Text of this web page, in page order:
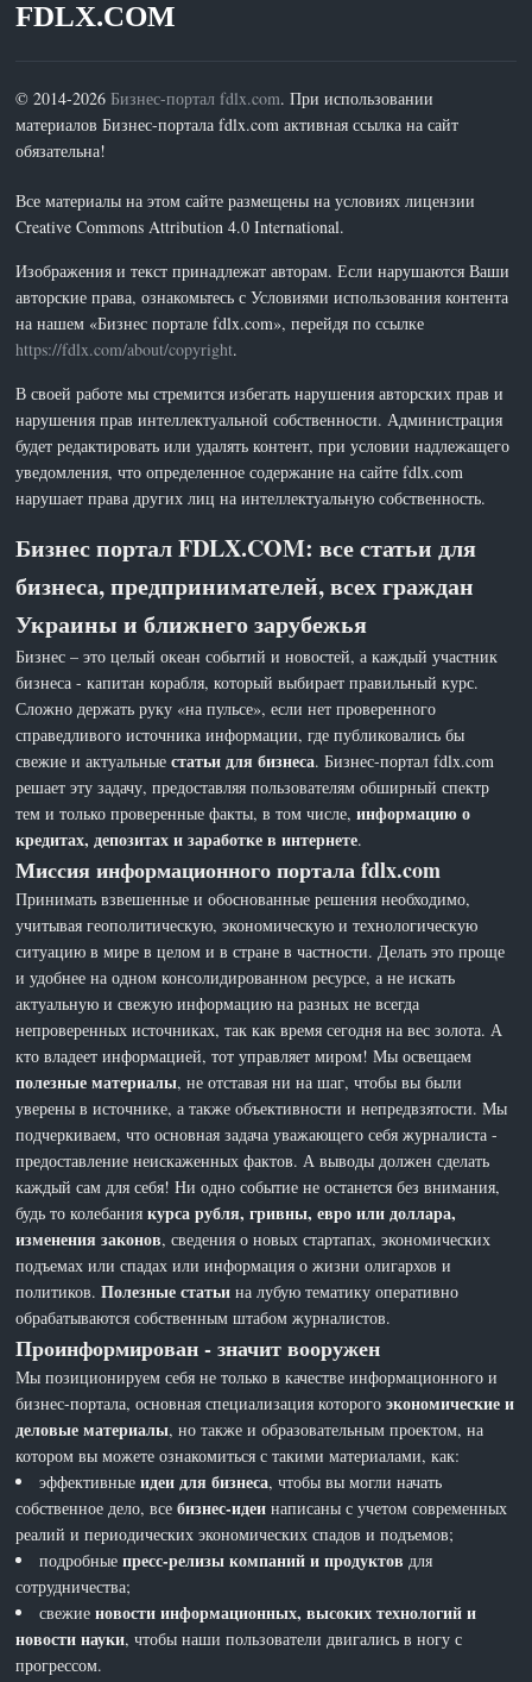
FDLX.COM
© 2014-2026Бизнес-портал fdlx.com. При использовании
материалов Бизнес-портала fdlx.com активная ссылка на сайт
обязательна!
Все материалы на этом сайте размещены на условиях лицензии
Creative Commons Attribution 4.0 International.
Изображения и текст принадлежат авторам. Если нарушаются Ваши
авторские права, ознакомьтесь с Условиями использования контента
на нашем «Бизнес портале fdlx.com», перейдя по ссылке
https://fdlx.com/about/copyright.
В своей работе мы стремится избегать нарушения авторских прав и
нарушения прав интеллектуальной собственности. Администрация
будет редактировать или удалять контент, при условии надлежащего
уведомления, что определенное содержание на сайте fdlx.com
нарушает права других лиц на интеллектуальную собственность.
Бизнес портал FDLX.COM: все статьи для
бизнеса, предпринимателей, всех граждан
Украины и ближнего зарубежья
Бизнес – это целый океан событий и новостей, а каждый участник
бизнеса - капитан корабля, который выбирает правильный курс.
Сложно держать руку «на пульсе», если нет проверенного
справедливого источника информации, где публиковались бы
свежие и актуальныестатьи для бизнеса. Бизнес-портал fdlx.com
решает эту задачу, предоставляя пользователям обширный спектр
тем и только проверенные факты, в том числе,информацию о
кредитах, депозитах и заработке в интернете.
Миссия информационного портала fdlx.com
Принимать взвешенные и обоснованные решения необходимо,
учитывая геополитическую, экономическую и технологическую
ситуацию в мире в целом и в стране в частности. Делать это проще
и удобнее на одном консолидированном ресурсе, а не искать
актуальную и свежую информацию на разных не всегда
непроверенных источниках, так как время сегодня на вес золота. А
кто владеет информацией, тот управляет миром! Мы освещаем
полезные материалы, не отставая ни на шаг, чтобы вы были
уверены в источнике, а также объективности и непредвзятости. Мы
подчеркиваем, что основная задача уважающего себя журналиста -
предоставление неискаженных фактов. А выводы должен сделать
каждый сам для себя! Ни одно событие не останется без внимания,
будь то колебаниякурса рубля, гривны, евро или доллара,
изменения законов, сведения о новых стартапах, экономических
подъемах или спадах или информация о жизни олигархов и
политиков.Полезные статьи на лубую тематику оперативно
обрабатываются собственным штабом журналистов.
Проинформирован - значит вооружен
Мы позиционируем себя не только в качестве информационного и
бизнес-портала, основная специализация которогоэкономические и
деловые материалы, но также и образовательным проектом, на
котором вы можете ознакомиться с такими материалами, как:
эффективныеидеи для бизнеса, чтобы вы могли начать
собственное дело, всебизнес-идеи написаны с учетом современных
реалий и периодических экономических спадов и подъемов;
подробныепресс-релизы компаний и продуктов для
сотрудничества;
свежиеновости информационных, высоких технологий и
новости науки, чтобы наши пользователи двигались в ногу с
прогрессом.